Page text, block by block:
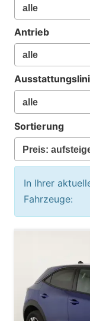
Antrieb
Sortierung
In Ihrer
Fahrzeuge: